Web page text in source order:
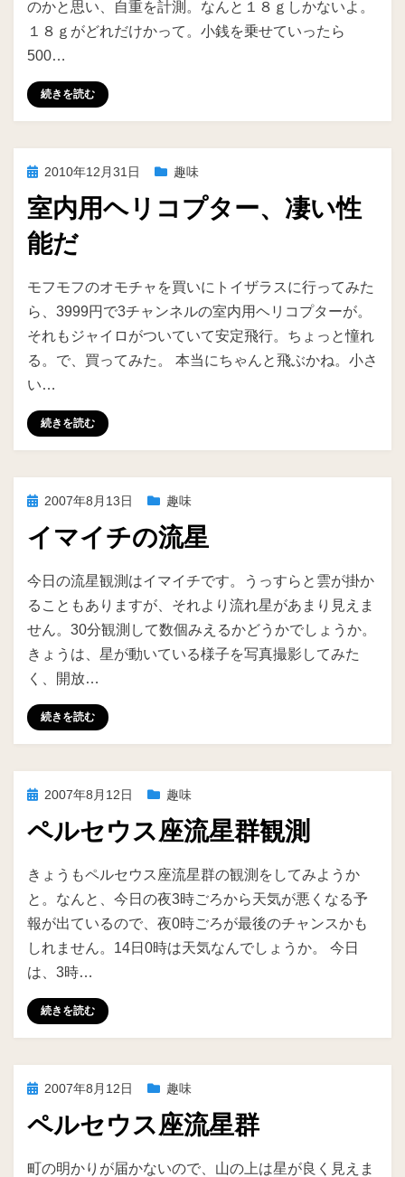
のかと思い、自重を計測。なんと１８ｇしかないよ。
１８ｇがどれだけかって。小銭を乗せていったら
500…
続きを読む
投
日:
2010年12月31日 趣味
室内用ヘリコプター、凄い性
能だ
投稿者 ike
モフモフのオモチャを買いにトイザラスに行ってみた
ら、3999円で3チャンネルの室内用ヘリコプターが。
それもジャイロがついていて安定飛行。ちょっと憧れ
る。で、買ってみた。 本当にちゃんと飛ぶかね。小さ
い…
続きを読む
投
日:
2007年8月13日 趣味
イマイチの流星
投稿者ike
今日の流星観測はイマイチです。うっすらと雲が掛か
ることもありますが、それより流れ星があまり見えま
せん。30分観測して数個みえるかどうかでしょうか。
きょうは、星が動いている様子を写真撮影してみた
く、開放…
続きを読む
投
日:
2007年8月12日 趣味
ペルセウス座流星群観測
投稿者 ike
きょうもペルセウス座流星群の観測をしてみようか
と。なんと、今日の夜3時ごろから天気が悪くなる予
報が出ているので、夜0時ごろが最後のチャンスかも
しれません。14日0時は天気なんでしょうか。 今日
は、3時…
続きを読む
投
日:
2007年8月12日 趣味
ペルセウス座流星群
投稿者 ike
町の明かりが届かないので、山の上は星が良く見えま